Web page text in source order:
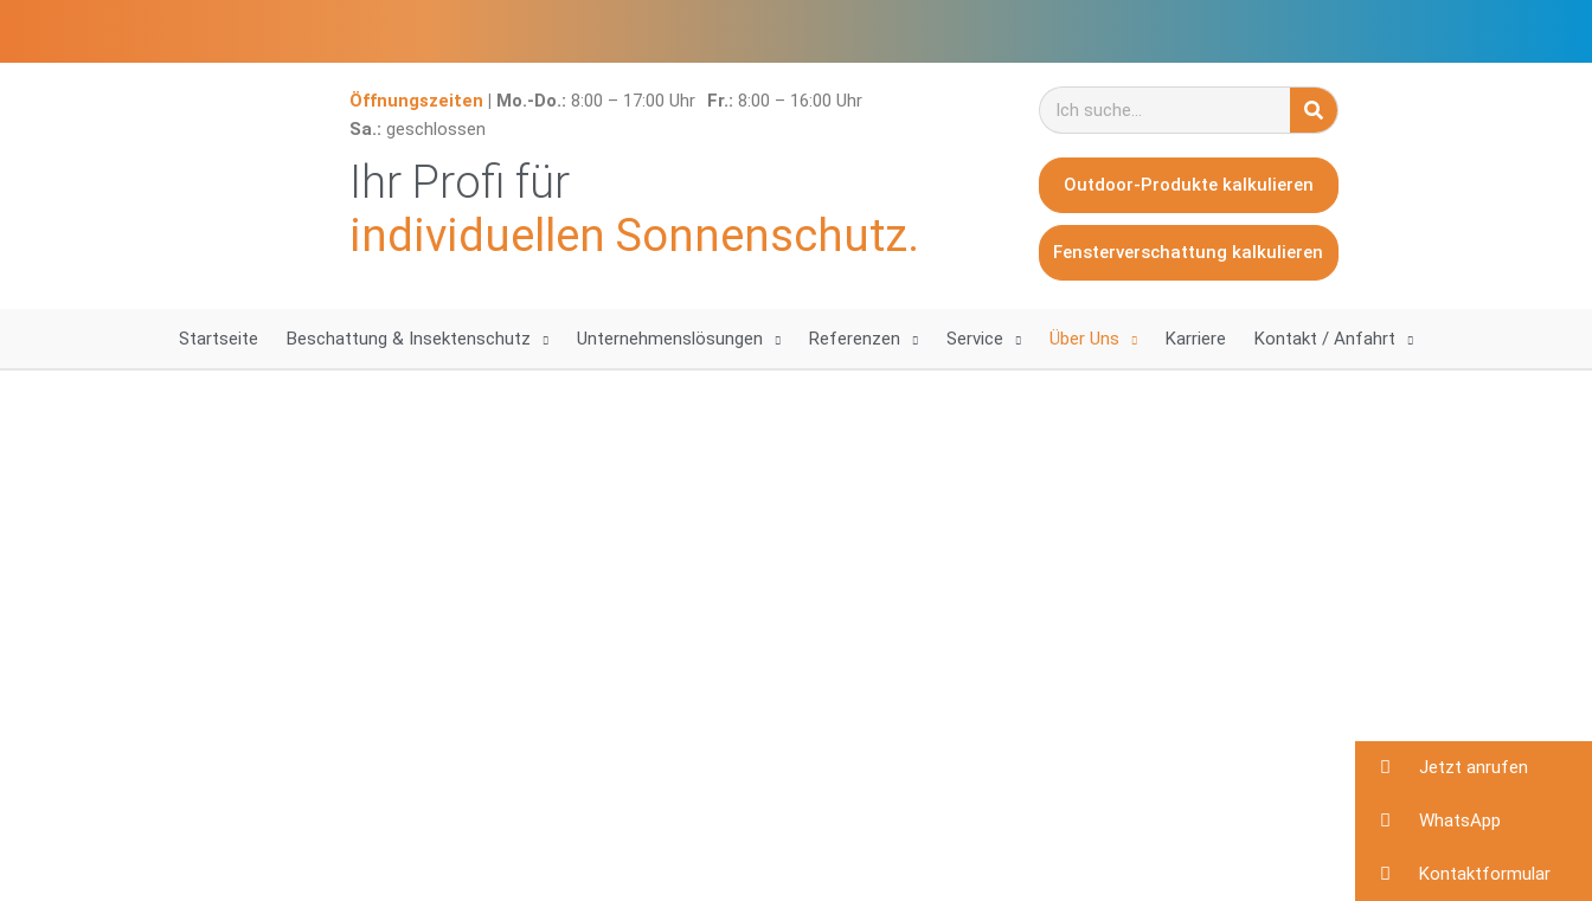
springen
Öffnungszeiten | Mo.-Do.: 8:00 – 17:00 Uhr Fr.: 8:00 – 16:00 Uhr
Sa.: geschlossen
Ihr Profi für
individuellen Sonnenschutz.
Suche
Outdoor-Produkte kalkulieren
Fensterverschattung kalkulieren
Startseite Beschattung & Insektenschutz Unternehmenslösungen Referenzen Service Über Uns Karriere Kontakt / Anfahrt
Jetzt anrufen
WhatsApp
Kontaktformular